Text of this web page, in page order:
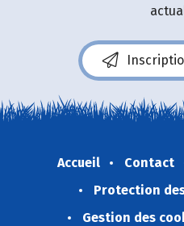
Accueil Contact
Protection
Gestion des